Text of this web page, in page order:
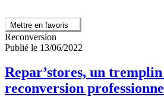
Mettre en favoris
Reconversion
Publié le 13/06/2022
Repar’stores, un
reconversion